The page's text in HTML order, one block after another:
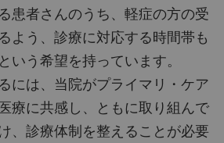
患者さんのうち、軽症の方の受
よう、診療に対応する時間帯も
いう希望を持っています。
には、当院がプライマリ・ケア
療に共感し、ともに取り組んで
、診療体制を整えることが必要